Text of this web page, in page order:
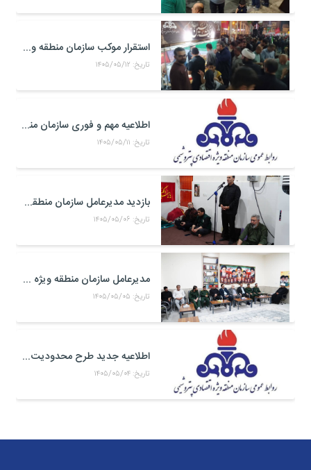
استقرار موکب سازمان منطقه ویژه اقتصادی پتروشیمی در محل تجمعات مردمی در میدان امام بندر ماهشهر
تاریخ: ۱۴۰۵/۰۵/۱۲
اطلاعیه مهم و فوری سازمان منطقه ویژه اقتصادی پتروشیمی
تاریخ: ۱۴۰۵/۰۵/۱۱
بازدید مدیرعامل سازمان منطقه ویژه اقتصادی پتروشیمی از موکب حضرت علی اکبر(ع) کارکنان منطقه ویژه اقتصادی پتروشیمی در مرز شلمچه
تاریخ: ۱۴۰۵/۰۵/۰۶
مدیرعامل سازمان منطقه ویژه اقتصادی پتروشیمی با فرمانده جدید سپاه بندر ماهشهر، امام جمعه شهرستان و خانواده شهدای صنعت پتروشیمی دیدار کرد
تاریخ: ۱۴۰۵/۰۵/۰۵
اطلاعیه جدید طرح محدودیت تردد خودرو به منطقه ویژه اقتصادی پتروشیمی
تاریخ: ۱۴۰۵/۰۵/۰۴